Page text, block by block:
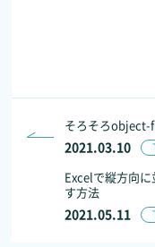
2021.03.10
そろそろobject-
2021.05.11
Excelで縦方向
す方法